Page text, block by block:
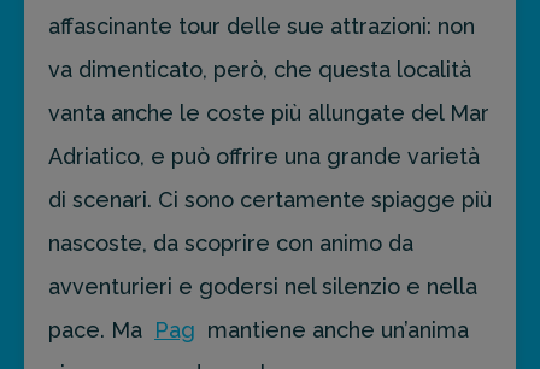
affascinante tour delle sue attrazioni: non
va dimenticato, però, che questa località
vanta anche le coste più allungate del Mar
Adriatico, e può offrire una grande varietà
di scenari. Ci sono certamente spiagge più
nascoste, da scoprire con animo da
avventurieri e godersi nel silenzio e nella
pace. Ma Pag mantiene anche un’anima